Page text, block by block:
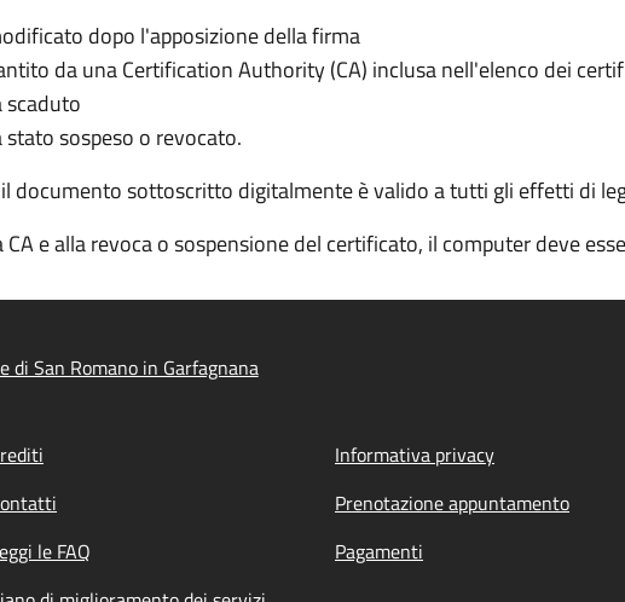
dopo l'apposizione della firma
da una Certification Authority (CA) inclusa nell'elenco dei
sospeso o revocato.
documento sottoscritto digitalmente è valido a tutti gli effetti di
e alla revoca o sospensione del certificato, il computer deve
di San Romano in Garfagnana
Informativa privacy
Prenotazione appuntamento
le FAQ Pagamenti